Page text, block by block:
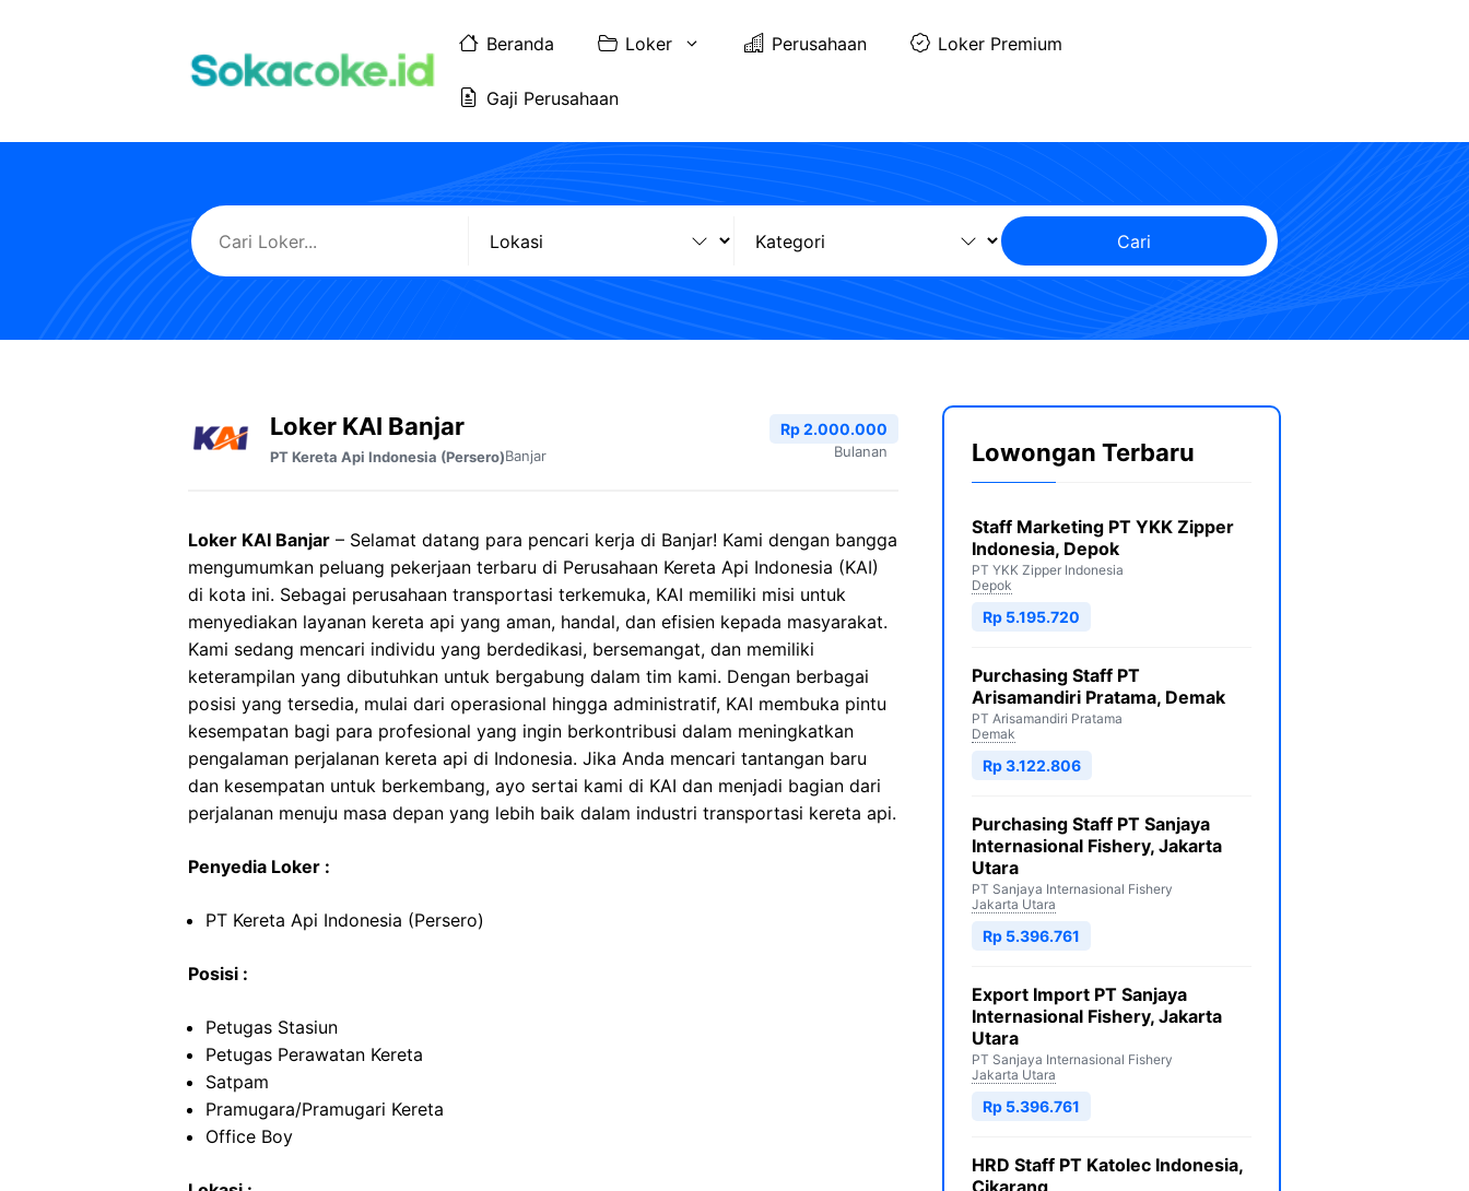
Beranda Loker Perusahaan Loker Premium
Gaji Perusahaan
Cari
Loker KAI Banjar
PT Kereta Api Indonesia (Persero)Banjar
Rp 2.000.000
Bulanan
Loker KAI Banjar – Selamat datang para pencari kerja di Banjar! Kami dengan bangga
mengumumkan peluang pekerjaan terbaru di Perusahaan Kereta Api Indonesia (KAI)
di kota ini. Sebagai perusahaan transportasi terkemuka, KAI memiliki misi untuk
menyediakan layanan kereta api yang aman, handal, dan efisien kepada masyarakat.
Kami sedang mencari individu yang berdedikasi, bersemangat, dan memiliki
keterampilan yang dibutuhkan untuk bergabung dalam tim kami. Dengan berbagai
posisi yang tersedia, mulai dari operasional hingga administratif, KAI membuka pintu
kesempatan bagi para profesional yang ingin berkontribusi dalam meningkatkan
pengalaman perjalanan kereta api di Indonesia. Jika Anda mencari tantangan baru
dan kesempatan untuk berkembang, ayo sertai kami di KAI dan menjadi bagian dari
perjalanan menuju masa depan yang lebih baik dalam industri transportasi kereta api.
Penyedia Loker :
PT Kereta Api Indonesia (Persero)
Posisi :
Petugas Stasiun
Petugas Perawatan Kereta
Satpam
Pramugara/Pramugari Kereta
Office Boy
Lowongan Terbaru
Staff Marketing PT YKK Zipper
Indonesia, Depok
PT YKK Zipper Indonesia
Depok
Rp 5.195.720
Purchasing Staff PT
Arisamandiri Pratama, Demak
PT Arisamandiri Pratama
Demak
Rp 3.122.806
Purchasing Staff PT Sanjaya
Internasional Fishery, Jakarta
Utara
PT Sanjaya Internasional Fishery
Jakarta Utara
Rp 5.396.761
Export Import PT Sanjaya
Internasional Fishery, Jakarta
Utara
PT Sanjaya Internasional Fishery
Jakarta Utara
Rp 5.396.761
HRD Staff PT Katolec Indonesia,
Cikarang